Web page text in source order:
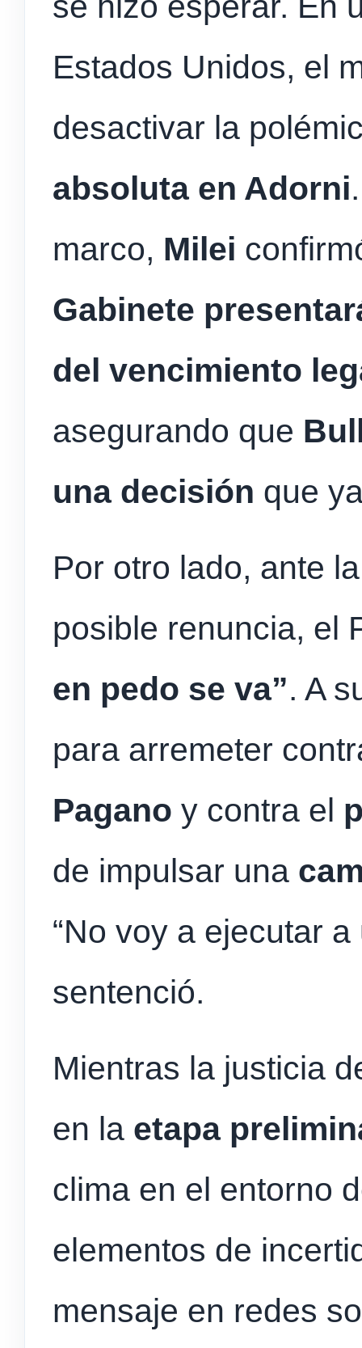
Estados Unidos, el
desactivar la
absoluta en Adorni
marco, Milei
Gabinete
del vencimiento
asegurando que
una decisión que
Por otro lado, ante
posible renuncia, el
en pedo se va”. A
para arremeter
Pagano y contra el
de impulsar una
“No voy a ejecutar
sentenció.
Mientras la justicia
en la etapa
clima en el entorno
elementos de
mensaje en redes